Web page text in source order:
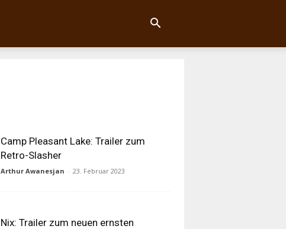
Camp Pleasant Lake: Trailer zum
Retro-Slasher
Arthur Awanesjan - 23. Februar 2023
Nix: Trailer zum neuen ernsten